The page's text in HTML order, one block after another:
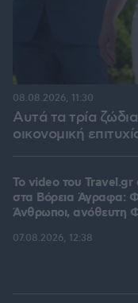
Αυτά τα τρία
οικονομική
08.08.2026, 11:30
To video του Travel.gr
στα Βόρεια Άγραφα:
Άνθρωποι, ανόθευτη
07.08.2026, 12:38